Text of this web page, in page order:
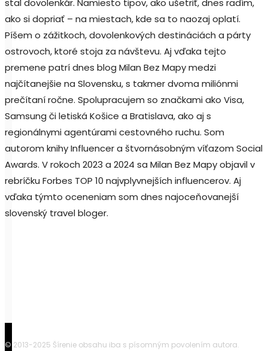
stal dovolenkár. Namiesto tipov, ako ušetriť, dnes radím,
ako si dopriať – na miestach, kde sa to naozaj oplatí.
Píšem o zážitkoch, dovolenkových destináciách a párty
ostrovoch, ktoré stoja za návštevu. Aj vďaka tejto
premene patrí dnes blog Milan Bez Mapy medzi
najčítanejšie na Slovensku, s takmer dvoma miliónmi
prečítaní ročne. Spolupracujem so značkami ako Visa,
Samsung či letiská Košice a Bratislava, ako aj s
regionálnymi agentúrami cestovného ruchu. Som
autorom knihy Influencer a štvornásobným víťazom Social
Awards. V rokoch 2023 a 2024 sa Milan Bez Mapy objavil v
rebríčku Forbes TOP 10 najvplyvnejších influencerov. Aj
vďaka týmto oceneniam som dnes najoceňovanejší
slovenský travel bloger.
© 2013-2025 Šírenie obsahu iba s písomným povolením autora.